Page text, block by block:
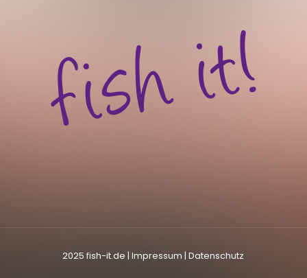
2025 fish-it.de |lmpressum |Datenschutz